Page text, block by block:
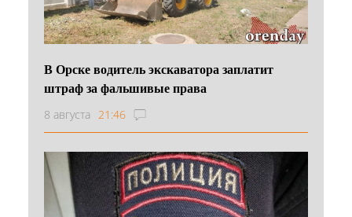
В Орске водитель экскаватора заплатит
штраф за фальшивые права
8 августа 21:46